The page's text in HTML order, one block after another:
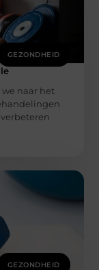
GEZONDHEID
naar het
GEZONDHEID